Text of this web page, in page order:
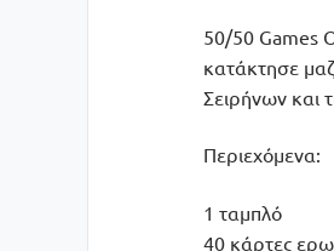
50/50 Games
κατάκτησε
Σειρήνων και
Περιεχόμενα:
1 ταμπλό
40 κάρτες